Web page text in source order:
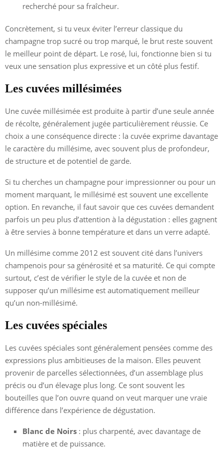
recherché pour sa fraîcheur.
Concrètement, si tu veux éviter l’erreur classique du
champagne trop sucré ou trop marqué, le brut reste souvent
le meilleur point de départ. Le rosé, lui, fonctionne bien si tu
veux une sensation plus expressive et un côté plus festif.
Les cuvées millésimées
Une cuvée millésimée est produite à partir d’une seule année
de récolte, généralement jugée particulièrement réussie. Ce
choix a une conséquence directe : la cuvée exprime davantage
le caractère du millésime, avec souvent plus de profondeur,
de structure et de potentiel de garde.
Si tu cherches un champagne pour impressionner ou pour un
moment marquant, le millésimé est souvent une excellente
option. En revanche, il faut savoir que ces cuvées demandent
parfois un peu plus d’attention à la dégustation : elles gagnent
à être servies à bonne température et dans un verre adapté.
Un millésime comme 2012 est souvent cité dans l’univers
champenois pour sa générosité et sa maturité. Ce qui compte
surtout, c’est de vérifier le style de la cuvée et non de
supposer qu’un millésime est automatiquement meilleur
qu’un non-millésimé.
Les cuvées spéciales
Les cuvées spéciales sont généralement pensées comme des
expressions plus ambitieuses de la maison. Elles peuvent
provenir de parcelles sélectionnées, d’un assemblage plus
précis ou d’un élevage plus long. Ce sont souvent les
bouteilles que l’on ouvre quand on veut marquer une vraie
différence dans l’expérience de dégustation.
Blanc de Noirs : plus charpenté, avec davantage de
matière et de puissance.